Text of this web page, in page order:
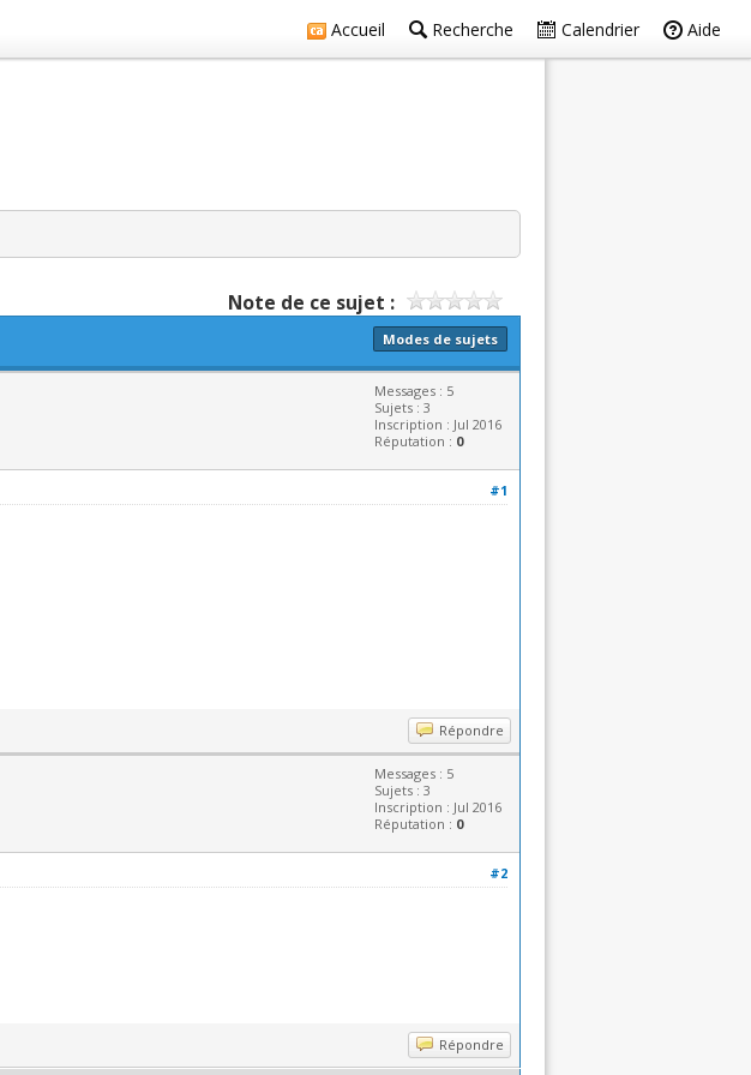
Accueil Recherche Calendrier Aide
Note de ce sujet :
Modes de sujets
Messages : 5
Sujets : 3
Inscription : Jul 2016
Réputation : 0
#1
Répondre
Messages : 5
Sujets : 3
Inscription : Jul 2016
Réputation : 0
#2
Répondre